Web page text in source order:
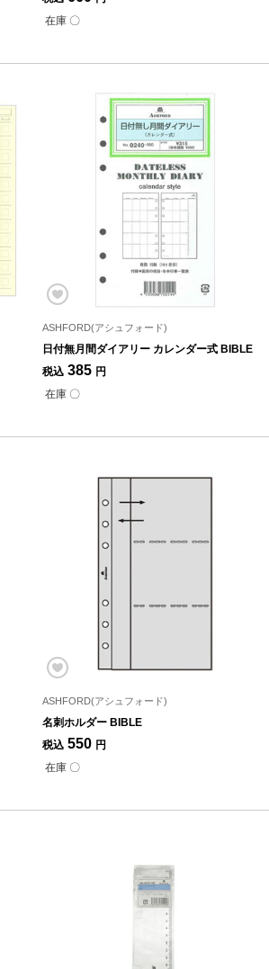
在庫 〇
ASHFORD(アシュフォード)
日付無月間ダイアリー カレンダー式 BIBLE
税込 385 円
在庫 〇
ASHFORD(アシュフォード)
名刺ホルダー BIBLE
税込 550 円
在庫 〇